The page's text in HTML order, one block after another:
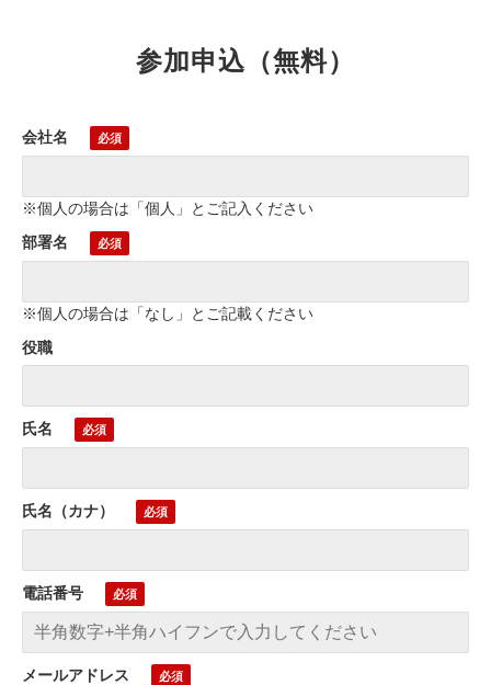
参加申込（無料）
会社名
※個人の場合は「個人」とご記入ください
部署名
※個人の場合は「なし」とご記載ください
役職
氏名
氏名（カナ）
電話番号
メールアドレス